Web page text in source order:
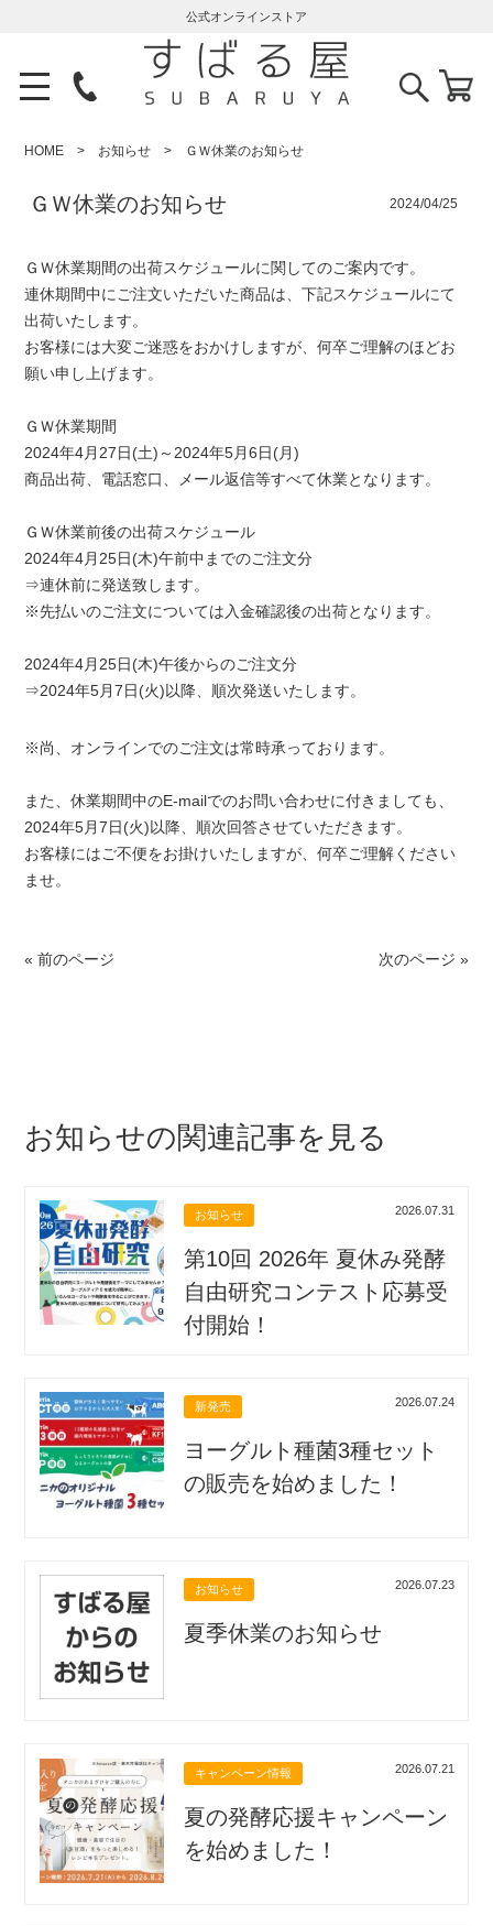
公式オンラインストア
HOME お知らせ ＧＷ休業のお知らせ
ＧＷ休業のお知らせ 2024/04/25
ＧＷ休業期間の出荷スケジュールに関してのご案内です。
連休期間中にご注文いただいた商品は、下記スケジュールにて
出荷いたします。
お客様には大変ご迷惑をおかけしますが、何卒ご理解のほどお
願い申し上げます。
ＧＷ休業期間
2024年4月27日(土)～2024年5月6日(月)
商品出荷、電話窓口、メール返信等すべて休業となります。
ＧＷ休業前後の出荷スケジュール
2024年4月25日(木)午前中までのご注文分
⇒連休前に発送致します。
※先払いのご注文については入金確認後の出荷となります。
2024年4月25日(木)午後からのご注文分
⇒2024年5月7日(火)以降、順次発送いたします。
※尚、オンラインでのご注文は常時承っております。
また、休業期間中のE-mailでのお問い合わせに付きましても、
2024年5月7日(火)以降、順次回答させていただきます。
お客様にはご不便をお掛けいたしますが、何卒ご理解ください
ませ。
« 前のページ 次のページ »
お知らせの関連記事を見る
お知らせ 2026.07.31
第10回 2026年 夏休み発酵
自由研究コンテスト応募受
付開始！
新発売 2026.07.24
ヨーグルト種菌3種セット
の販売を始めました！
お知らせ 2026.07.23
夏季休業のお知らせ
キャンペーン情報 2026.07.21
夏の発酵応援キャンペーン
を始めました！